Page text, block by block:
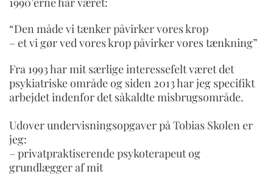
“Den måde vi tænker påvirker vores krop
– et vi gør ved vores krop påvirker vores tænkning”
Fra 1993 har mit særlige interessefelt været det
psykiatriske område og siden 2013 har jeg specifikt
arbejdet indenfor det såkaldte misbrugsområde.
Udover undervisningsopgaver på Tobias Skolen er
jeg:
– privatpraktiserende psykoterapeut og
grundlægger af mit